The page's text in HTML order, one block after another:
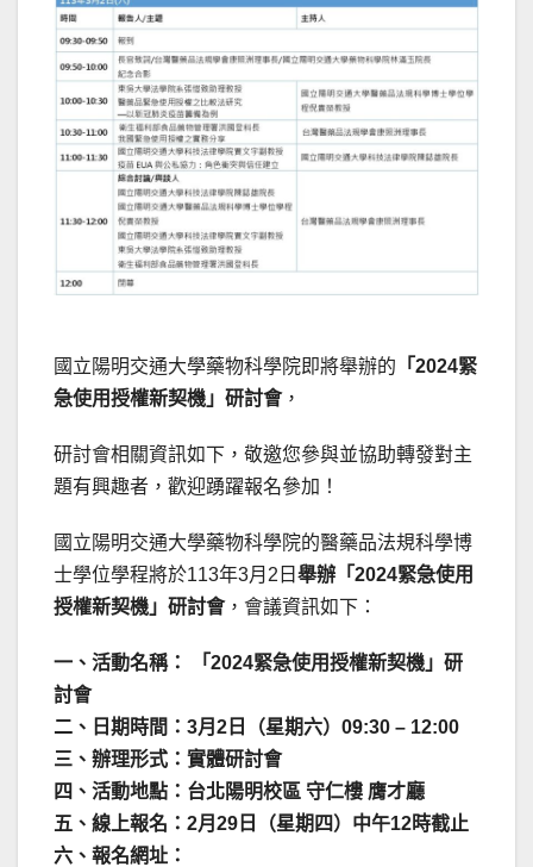
國立陽明交通大學藥物科學院即將舉辦的 「2024緊
急使用授權新契機」研討會，
研討會相關資訊如下，敬邀您參與並協助轉發對主
題有興趣者，歡迎踴躍報名參加！
國立陽明交通大學藥物科學院的醫藥品法規科學博
士學位學程將於113年3月2日 舉辦「2024緊急使用
授權新契機」研討會，會議資訊如下：
一、活動名稱： 「2024緊急使用授權新契機」研
討會
二、日期時間：3月2日（星期六）09:30 – 12:00
三、辦理形式：實體研討會
四、活動地點：台北陽明校區 守仁樓 膺才廳
五、線上報名：2月29日（星期四）中午12時截止
六、報名網址：